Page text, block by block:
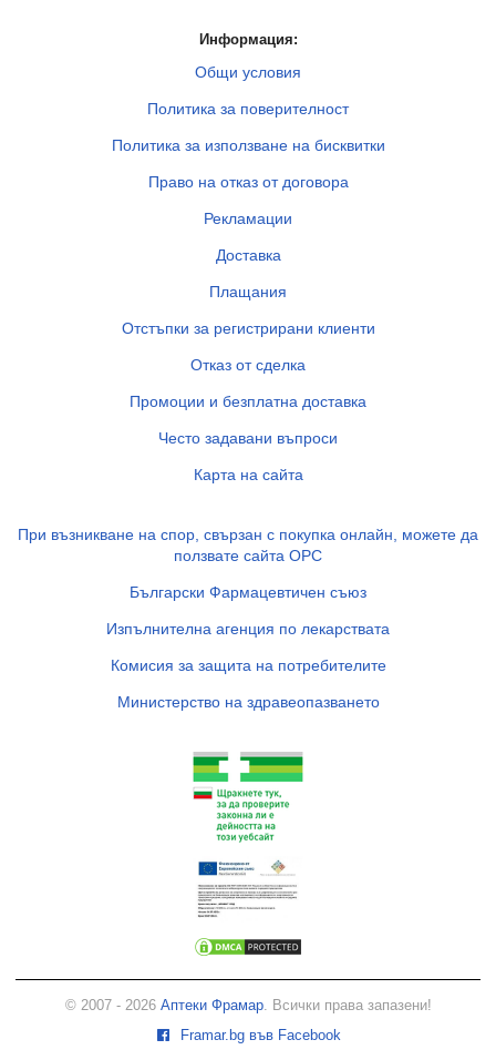
Информация:
Общи условия
Политика за поверителност
Политика за използване на бисквитки
Право на отказ от договора
Рекламации
Доставка
Плащания
Отстъпки за регистрирани клиенти
Отказ от сделка
Промоции и безплатна доставка
Често задавани въпроси
Карта на сайта
При възникване на спор, свързан с покупка онлайн, можете да
ползвате сайта ОРС
Български Фармацевтичен съюз
Изпълнителна агенция по лекарствата
Комисия за защита на потребителите
Министерство на здравеопазването
© 2007 - 2026 Аптеки Фрамар. Всички права запазени!
Framar.bg във Facebook